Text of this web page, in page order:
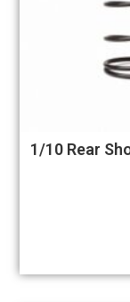
1/10 Rear